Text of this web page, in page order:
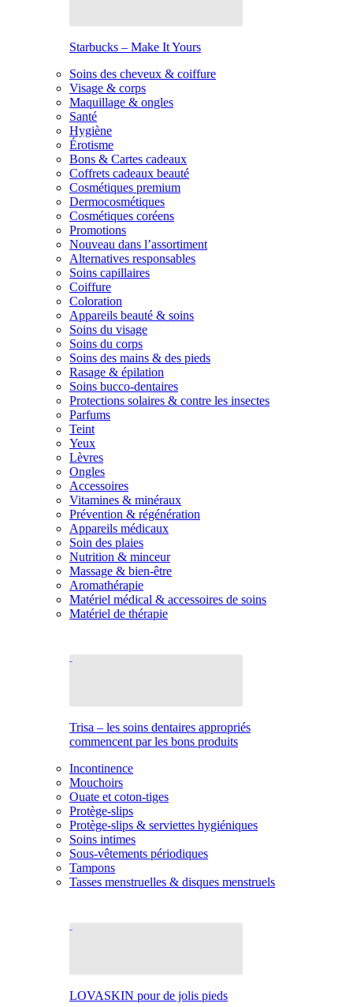
Starbucks – Make It Yours
Soins des cheveux & coiffure
Visage & corps
Maquillage & ongles
Santé
Hygiène
Érotisme
Bons & Cartes cadeaux
Coffrets cadeaux beauté
Cosmétiques premium
Dermocosmétiques
Cosmétiques coréens
Promotions
Nouveau dans l’assortiment
Alternatives responsables
Soins capillaires
Coiffure
Coloration
Appareils beauté & soins
Soins du visage
Soins du corps
Soins des mains & des pieds
Rasage & épilation
Soins bucco-dentaires
Protections solaires & contre les insectes
Parfums
Teint
Yeux
Lèvres
Ongles
Accessoires
Vitamines & minéraux
Prévention & régénération
Appareils médicaux
Soin des plaies
Nutrition & minceur
Massage & bien-être
Aromathérapie
Matériel médical & accessoires de soins
Matériel de thérapie
Trisa – les soins dentaires appropriés
commencent par les bons produits
Incontinence
Mouchoirs
Ouate et coton-tiges
Protège-slips
Protège-slips & serviettes hygiéniques
Soins intimes
Sous-vêtements périodiques
Tampons
Tasses menstruelles & disques menstruels
LOVASKIN pour de jolis pieds